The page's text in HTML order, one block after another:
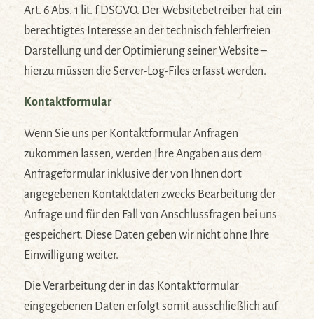
Art. 6 Abs. 1 lit. f DSGVO. Der Websitebetreiber hat ein
berechtigtes Interesse an der technisch fehlerfreien
Darstellung und der Optimierung seiner Website –
hierzu müssen die Server-Log-Files erfasst werden.
Kontaktformular
Wenn Sie uns per Kontaktformular Anfragen
zukommen lassen, werden Ihre Angaben aus dem
Anfrageformular inklusive der von Ihnen dort
angegebenen Kontaktdaten zwecks Bearbeitung der
Anfrage und für den Fall von Anschlussfragen bei uns
gespeichert. Diese Daten geben wir nicht ohne Ihre
Einwilligung weiter.
Die Verarbeitung der in das Kontaktformular
eingegebenen Daten erfolgt somit ausschließlich auf